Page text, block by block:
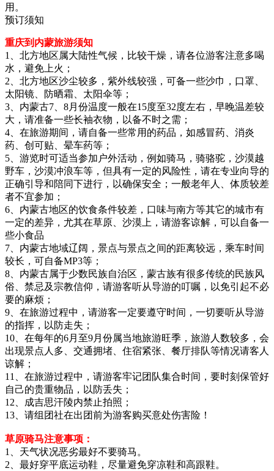
用。
预订须知
重庆到内蒙旅游须知
1、北方地区属大陆性气候，比较干燥，请各位游客注意多喝
水，避免上火；
2、北方地区沙尘较多，紫外线较强，可备一些沙巾，口罩、
太阳镜、防晒霜、太阳伞等；
3、内蒙古7、8月份温度一般在15度至32度左右，早晚温差较
大，请准备一些长袖衣物，以备不时之需；
4、在旅游期间，请自备一些常用的药品，如感冒药、消炎
药、创可贴、晕车药等；
5、游览时可适当参加户外活动，例如骑马，骑骆驼，沙漠越
野车，沙漠冲浪车等，但具有一定的风险性，请在专业向导的
正确引导和陪同下进行，以确保安全；一般老年人、体质较差
者不宜参加；
6、内蒙古地区的饮食条件较差，口味与南方等其它的城市有
一定的差异，尤其在草原、沙漠上，请游客谅解，可以自备一
些小食品
7、内蒙古地域辽阔，景点与景点之间的距离较远，乘车时间
较长，可自备MP3等；
8、内蒙古属于少数民族自治区，蒙古族有很多传统的民族风
俗、禁忌及宗教信仰，请游客听从导游的叮嘱，以免引起不必
要的麻烦；
9、在旅游过程中，请游客一定要遵守时间，一切要听从导游
的指挥，以防走失；
10、在每年的6月至9月份属当地旅游旺季，旅游人数较多，会
出现景点人多、交通拥堵、住宿紧张、餐厅排队等情况请客人
谅解；
11、在旅游过程中，请游客牢记团队集合时间，要时刻保管好
自己的贵重物品，以防丢失；
12、成吉思汗陵内禁止拍照；
13、请组团社在出团前为游客购买意处伤害险！
草原骑马注意事项：
1、天气状况恶劣最好不要骑马。
2、最好穿平底运动鞋，尽量避免穿凉鞋和高跟鞋。